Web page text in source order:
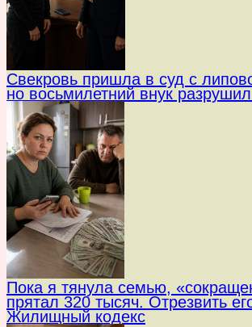
Свекровь пришла в суд с
но восьмилетний внук
Пока я тянула семью,
прятал 320 тысяч. Отрезвить
Жилищный кодекс